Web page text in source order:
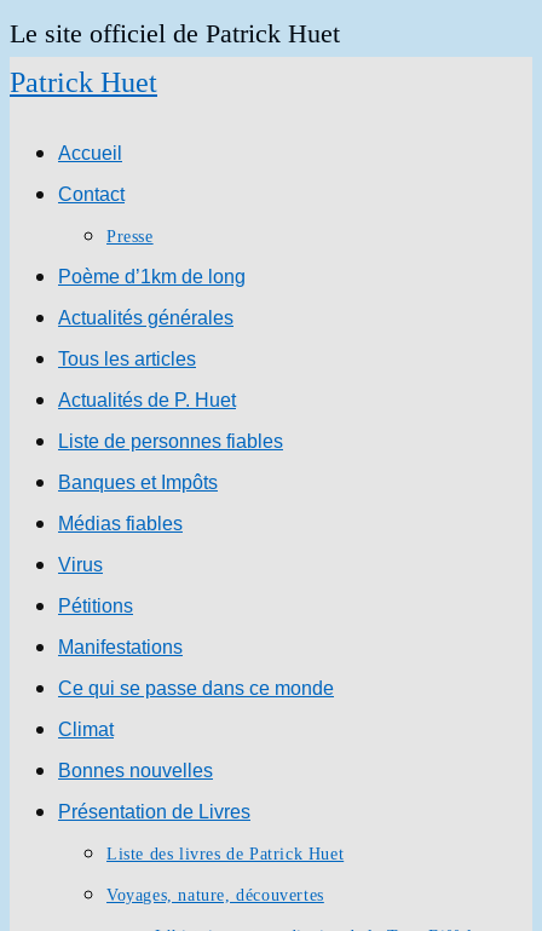
Skip
to
Le site officiel de Patrick Huet
Patrick Huet
Accueil
Contact
Presse
Poème d’1km de long
Actualités générales
Tous les articles
Actualités de P. Huet
Liste de personnes fiables
Banques et Impôts
Médias fiables
Virus
Pétitions
Manifestations
Ce qui se passe dans ce monde
Climat
Bonnes nouvelles
Présentation de Livres
Liste des livres de Patrick Huet
Voyages, nature, découvertes